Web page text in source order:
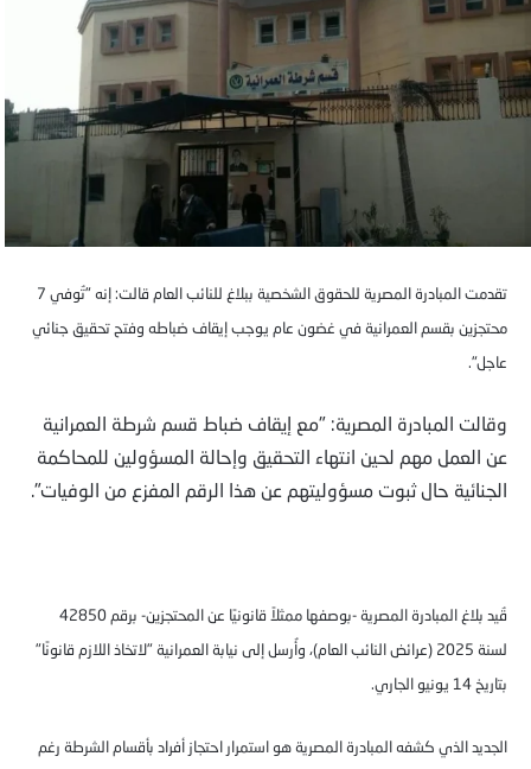
تقدمت المبادرة المصرية للحقوق الشخصية ببلاغ للنائب العام قالت: إنه "تُوفي 7
محتجزين بقسم العمرانية في غضون عام يوجب إيقاف ضباطه وفتح تحقيق جنائي
عاجل".
وقالت المبادرة المصرية: "مع إيقاف ضباط قسم شرطة العمرانية
عن العمل مهم لحين انتهاء التحقيق وإحالة المسؤولين للمحاكمة
الجنائية حال ثبوت مسؤوليتهم عن هذا الرقم المفزع من الوفيات".
قُيد بلاغ المبادرة المصرية -بوصفها ممثلاً قانونيًا عن المحتجزين- برقم 42850
لسنة 2025 (عرائض النائب العام)، وأُرسل إلى نيابة العمرانية "لاتخاذ اللازم قانونًا"
بتاريخ 14 يونيو الجاري.
الجديد الذي كشفه المبادرة المصرية هو استمرار احتجاز أفراد بأقسام الشرطة رغم